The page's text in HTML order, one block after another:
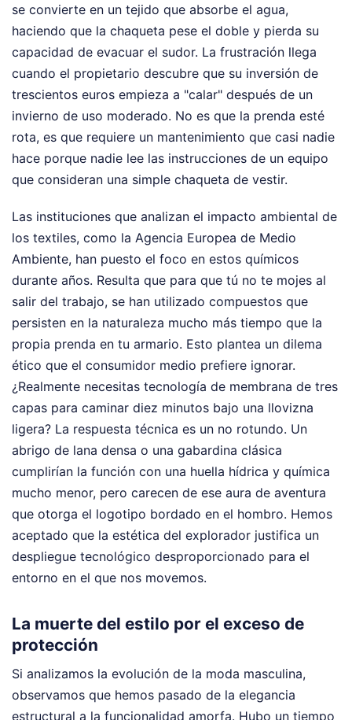
se convierte en un tejido que absorbe el agua,
haciendo que la chaqueta pese el doble y pierda su
capacidad de evacuar el sudor. La frustración llega
cuando el propietario descubre que su inversión de
trescientos euros empieza a "calar" después de un
invierno de uso moderado. No es que la prenda esté
rota, es que requiere un mantenimiento que casi nadie
hace porque nadie lee las instrucciones de un equipo
que consideran una simple chaqueta de vestir.
Las instituciones que analizan el impacto ambiental de
los textiles, como la Agencia Europea de Medio
Ambiente, han puesto el foco en estos químicos
durante años. Resulta que para que tú no te mojes al
salir del trabajo, se han utilizado compuestos que
persisten en la naturaleza mucho más tiempo que la
propia prenda en tu armario. Esto plantea un dilema
ético que el consumidor medio prefiere ignorar.
¿Realmente necesitas tecnología de membrana de tres
capas para caminar diez minutos bajo una llovizna
ligera? La respuesta técnica es un no rotundo. Un
abrigo de lana densa o una gabardina clásica
cumplirían la función con una huella hídrica y química
mucho menor, pero carecen de ese aura de aventura
que otorga el logotipo bordado en el hombro. Hemos
aceptado que la estética del explorador justifica un
despliegue tecnológico desproporcionado para el
entorno en el que nos movemos.
La muerte del estilo por el exceso de
protección
Si analizamos la evolución de la moda masculina,
observamos que hemos pasado de la elegancia
estructural a la funcionalidad amorfa. Hubo un tiempo